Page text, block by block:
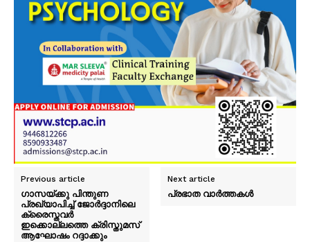
Previous article
ഗാസയ്ക്കു പിന്തുണ
പ്രഖ്യാപിച്ച് ജോര്‍ദ്ദാനിലെ
ക്രൈസ്തവര്‍
ഇക്കൊല്ലത്തെ ക്രിസ്തുമസ്
ആഘോഷം റദ്ദാക്കും
Next article
പ്രഭാത വാർത്തകൾ